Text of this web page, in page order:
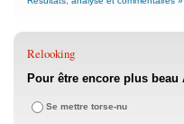
Relooking
Pour être encore plus
Se mettre torse-nu